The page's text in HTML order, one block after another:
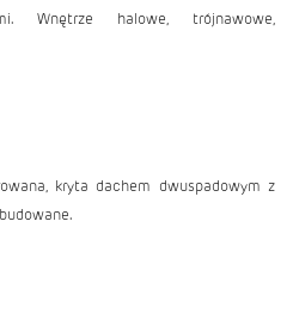
Wnętrze halowe, trójnawowe,
kryta dachem dwuspadowym z